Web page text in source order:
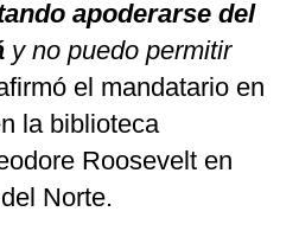
apoderarse del
y no puedo permitir
el mandatario en
la biblioteca
Roosevelt en
Norte.